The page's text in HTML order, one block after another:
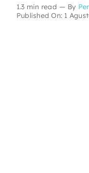
Layanan Publik
1.3 min read — By
Published On: 1